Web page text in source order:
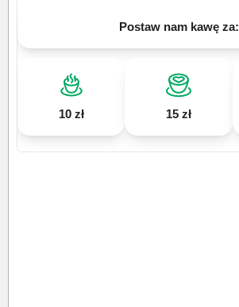
Postaw nam kawę za:
10 zł 15 zł